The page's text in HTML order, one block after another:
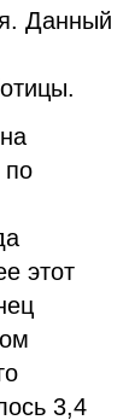
Данный
по
этот
3,4